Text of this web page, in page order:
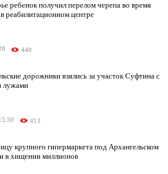
ребенок получил перелом черепа во время
реабилитационном центре
449
дорожники взялись за участок Суфтина с
лужами
413
крупного гипермаркета под Архангельском
в хищении миллионов